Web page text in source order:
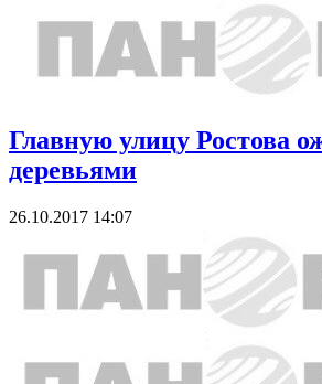
Главную улицу Ростова
деревьями
26.10.2017 14:07